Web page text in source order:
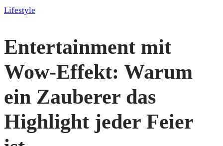
Lifestyle
Entertainment mit
Wow-Effekt: Warum
ein Zauberer das
Highlight jeder Feier